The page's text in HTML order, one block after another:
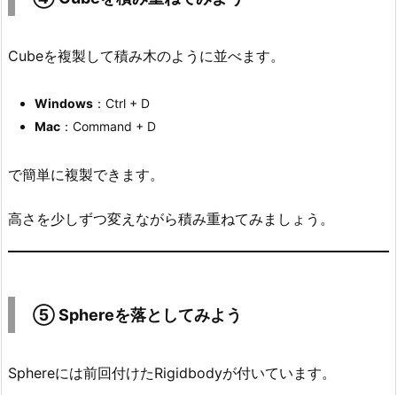
p
e
e
を
と
て
7.
a
Cubeを複製して積み木のように並べます。
Windows ：Ctrl + D
Mac ：Command + D
で簡単に複製できます。
高さを少しずつ変えながら積み重ねてみましょう。
⑤ Sphereを落としてみよう
Sphereには前回付けたRigidbodyが付いています。